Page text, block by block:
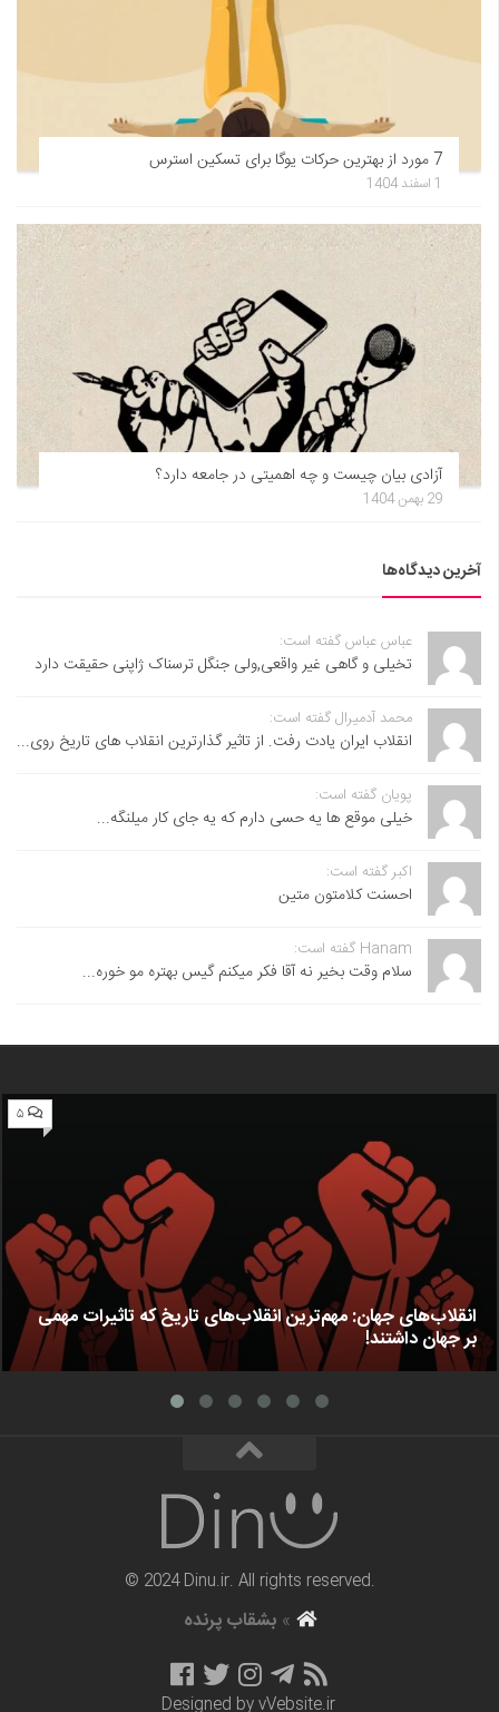
7 مورد از بهترین حرکات یوگا برای تسکین استرس
1 اسفند 1404
آزادی بیان چیست و چه اهمیتی در جامعه دارد؟
29 بهمن 1404
آخرین دیدگاه‌ها
عباس عباس گفته است:
تخیلی و گاهی غیر واقعی,ولی جنگل ترسناک ژاپنی حقیقت دارد
محمد آدمیرال گفته است:
انقلاب ایران یادت رفت. از تاثیر گذارترین انقلاب های تاریخ روی...
پویان گفته است:
خیلی موقع ها یه حسی دارم که یه جای کار میلنگه...
اکبر گفته است:
احسنت ‌کلامتون متین
Hanam گفته است:
سلام وقت بخیر نه آقا فکر میکنم گیس بهتره مو خوره...
۵
انقلاب‌های جهان: مهم‌ترین انقلاب‌های تاریخ که تاثیرات مهمی
بر جهان داشتند!
© 2024 Dinu.ir. All rights reserved.
»بشقاب پرنده
Designed byvVebsite.ir